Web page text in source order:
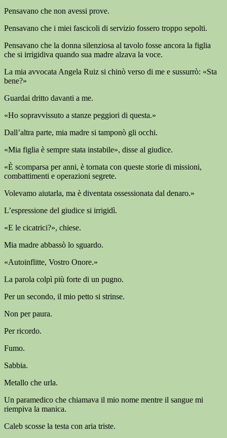
Pensavano che non avessi prove.
Pensavano che i miei fascicoli di servizio fossero troppo sepolti.
Pensavano che la donna silenziosa al tavolo fosse ancora la figlia
che si irrigidiva quando sua madre alzava la voce.
La mia avvocata Angela Ruiz si chinò verso di me e sussurrò: «Sta
bene?»
Guardai dritto davanti a me.
«Ho sopravvissuto a stanze peggiori di questa.»
Dall’altra parte, mia madre si tamponò gli occhi.
«Mia figlia è sempre stata instabile», disse al giudice.
«È scomparsa per anni, è tornata con queste storie di missioni,
combattimenti e operazioni segrete.
Volevamo aiutarla, ma è diventata ossessionata dal denaro.»
L’espressione del giudice si irrigidì.
«E le cicatrici?», chiese.
Mia madre abbassò lo sguardo.
«Autoinflitte, Vostro Onore.»
La parola colpì più forte di un pugno.
Per un secondo, il mio petto si strinse.
Non per paura.
Per ricordo.
Fumo.
Sabbia.
Metallo che urla.
Un paramedico che chiamava il mio nome mentre il sangue mi
riempiva la manica.
Caleb scosse la testa con aria triste.